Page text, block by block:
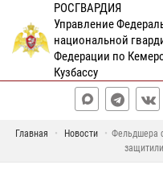
РОСГВАРДИЯ
Управление
национальной
Федерации по
Кузбассу
Главная Новости
Фельдшера